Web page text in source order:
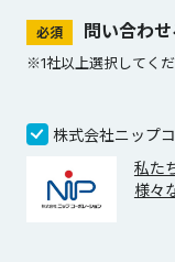
必須 問い合わ
※1社以上選択してくだ
株式会社ニップ
私た
様々